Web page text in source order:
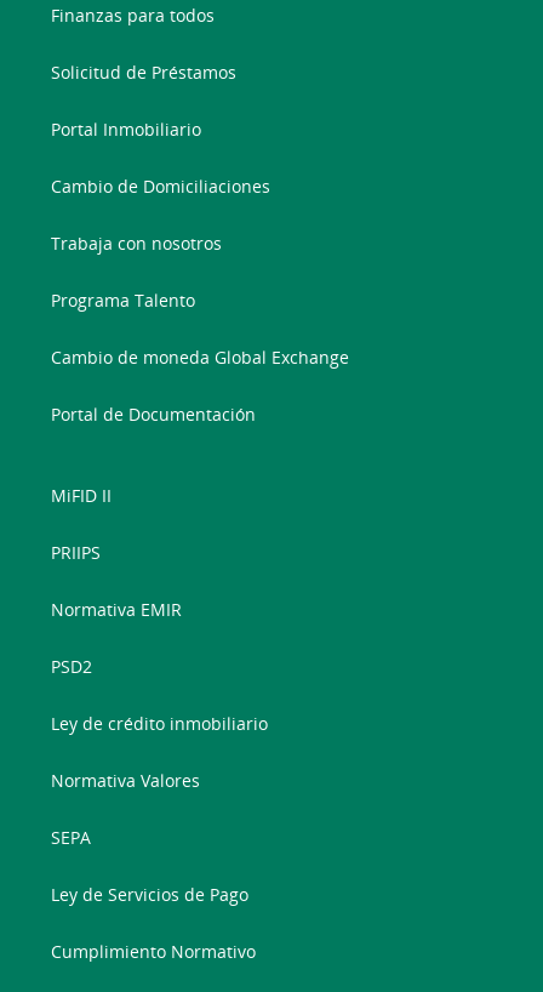
Finanzas para todos
Solicitud de Préstamos
Portal Inmobiliario
Cambio de Domiciliaciones
Trabaja con nosotros
Programa Talento
Cambio de moneda Global Exchange
Portal de Documentación
MiFID II
PRIIPS
Normativa EMIR
PSD2
Ley de crédito inmobiliario
Normativa Valores
SEPA
Ley de Servicios de Pago
Cumplimiento Normativo